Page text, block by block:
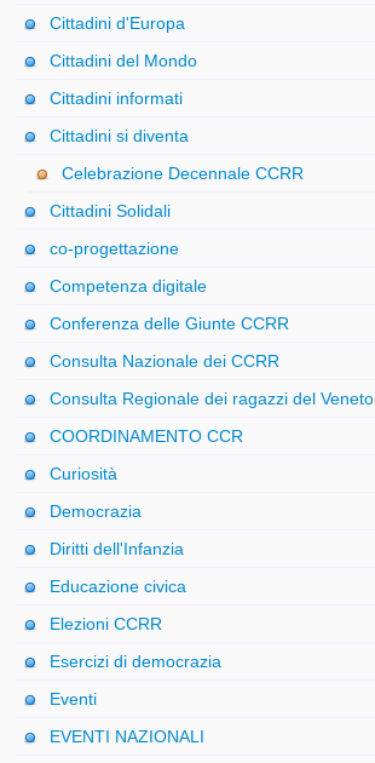
Cittadini d'Europa
Cittadini del Mondo
Cittadini informati
Cittadini si diventa
Celebrazione Decennale CCRR
Cittadini Solidali
co-progettazione
Competenza digitale
Conferenza delle Giunte CCRR
Consulta Nazionale dei CCRR
Consulta Regionale dei ragazzi del Veneto
COORDINAMENTO CCR
Curiosità
Democrazia
Diritti dell'Infanzia
Educazione civica
Elezioni CCRR
Esercizi di democrazia
Eventi
EVENTI NAZIONALI